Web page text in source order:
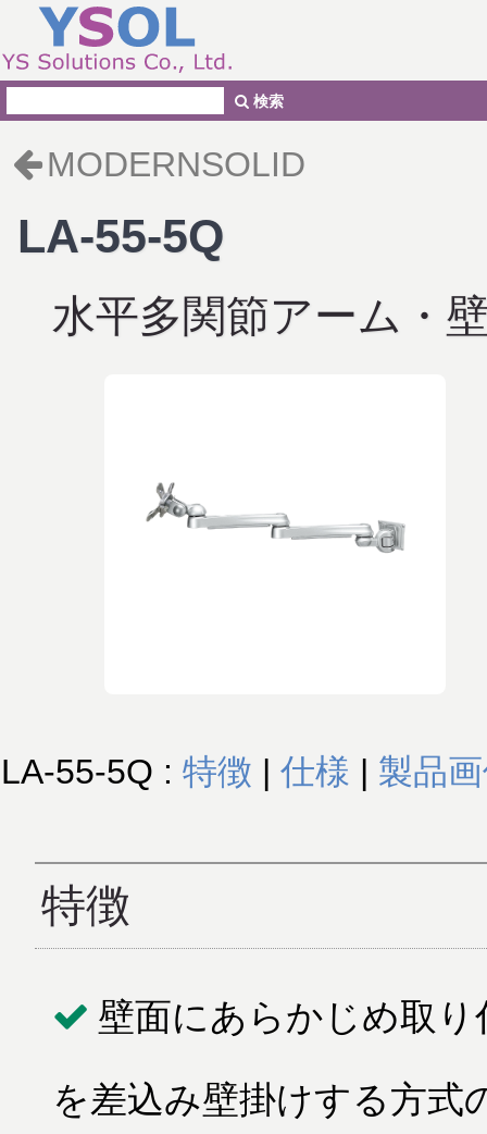
MODERNSOLID
LA-55-5Q
水平多関節アーム・
LA-55-5Q : 特徴 | 仕様 | 製品
特徴
壁面にあらかじめ取
を差込み壁掛けする方式
検索